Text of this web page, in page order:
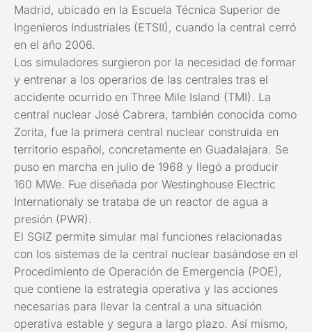
Madrid, ubicado en la Escuela Técnica Superior de
Ingenieros Industriales (ETSII), cuando la central cerró
en el año 2006.
Los simuladores surgieron por la necesidad de formar
y entrenar a los operarios de las centrales tras el
accidente ocurrido en Three Mile Island (TMI). La
central nuclear José Cabrera, también conocida como
Zorita, fue la primera central nuclear construida en
territorio español, concretamente en Guadalajara. Se
puso en marcha en julio de 1968 y llegó a producir
160 MWe. Fue diseñada por Westinghouse Electric
Internationaly se trataba de un reactor de agua a
presión (PWR).
El SGIZ permite simular mal funciones relacionadas
con los sistemas de la central nuclear basándose en el
Procedimiento de Operación de Emergencia (POE),
que contiene la estrategia operativa y las acciones
necesarias para llevar la central a una situación
operativa estable y segura a largo plazo. Así mismo,